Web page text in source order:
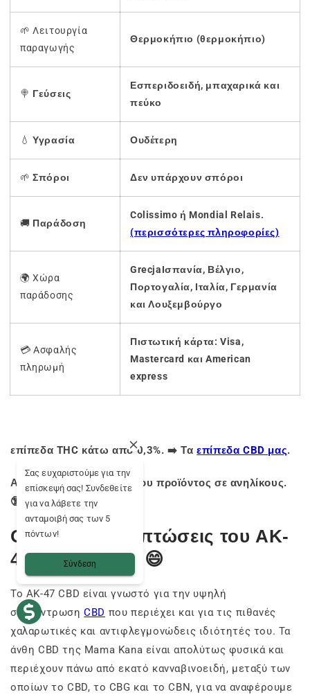
🌱 Λειτουργία
παραγωγής
Θερμοκήπιο (θερμοκήπιο)
🍭 Γεύσεις
Εσπεριδοειδή, μπαχαρικά και
πεύκο
💧Υγρασία Ουδέτερη
🌱Σπόροι Δεν υπάρχουν σπόροι
🚚 Παράδοση
Colissimo ή Mondial Relais.
(περισσότερες πληροφορίες)
🌍 Χώρα
παράδοσης
GrecjaΙσπανία, Βέλγιο,
Πορτογαλία, Ιταλία, Γερμανία
και Λουξεμβούργο
💳 Ασφαλής
πληρωμή
Πιστωτική κάρτα: Visa,
Mastercard και American
express
επίπεδα THC κάτω από 0,3%. ➡️ Ταεπίπεδα CBD μας.
Απαγορεύεται η χρήση του προϊόντος σε ανηλίκους.
🔞
Οι πιθανές επιπτώσεις του AK-
47 Mama Kana 😄
Το AK-47 CBD είναι γνωστό για την υψηλή
συγκέντρωσηCBD που περιέχει και για τις πιθανές
χαλαρωτικές και αντιφλεγμονώδεις ιδιότητές του. Τα
άνθη CBD της Mama Kana είναι απολύτως φυσικά και
περιέχουν πάνω από εκατό κανναβινοειδή, μεταξύ των
οποίων το CBD, το CBG και το CBN, για να αναφέρουμε
Σας ευχαριστούμε για την
επίσκεψή σας! Συνδεθείτε
για να λάβετε την
ανταμοιβή σας των 5
πόντων!
Σύνδεση